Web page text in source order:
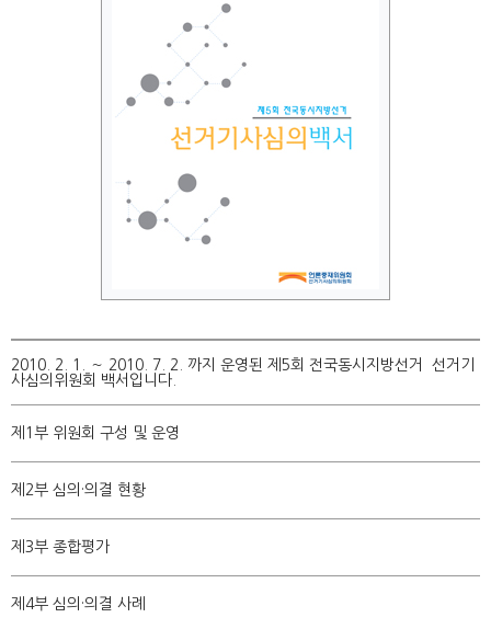
2010. 2. 1. ～ 2010. 7. 2. 까지 운영된 제5회 전국동시지방선거 선거기
사심의위원회 백서입니다.
제1부 위원회 구성 및 운영
제2부 심의·의결 현황
제3부 종합평가
제4부 심의·의결 사례